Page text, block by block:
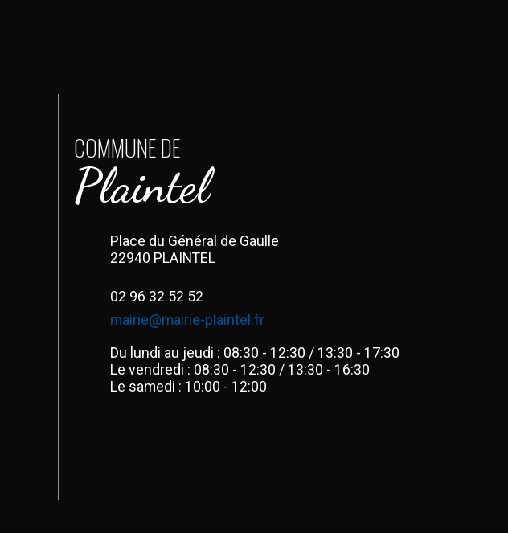
COMMUNE DE
Plaintel
Place du Général de Gaulle
22940 PLAINTEL
02 96 32 52 52
mairie@mairie-plaintel.fr
Du lundi au jeudi : 08:30 - 12:30 / 13:30 - 17:30
Le vendredi : 08:30 - 12:30 / 13:30 - 16:30
Le samedi : 10:00 - 12:00